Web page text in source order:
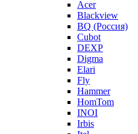
Acer
Blackview
BQ (Россия)
Cubot
DEXP
Digma
Elari
Fly
Hammer
HomTom
INOI
Irbis